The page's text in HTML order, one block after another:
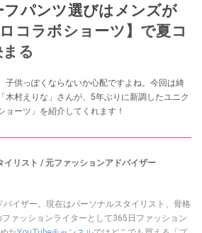
フパンツ選びはメンズが
コラボショーツ】で夏コ
る
子供っぽくならないか心配ですよね。今回は綺
木村えりな」さんが、5年ぶりに新調したユニク
ョーツ」を紹介してくれます！
イリスト / 元ファッションアドバイザー
バイザー。現在はパーソナルスタイリスト、骨格
ァッションライターとして365日ファッション